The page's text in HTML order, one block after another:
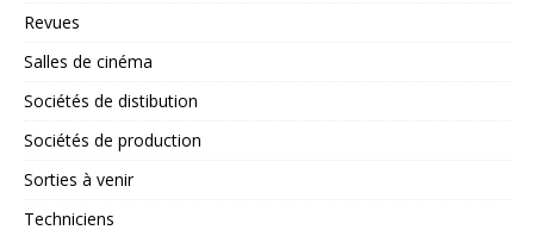
Revues
Salles de cinéma
Sociétés de distibution
Sociétés de production
Sorties à venir
Techniciens